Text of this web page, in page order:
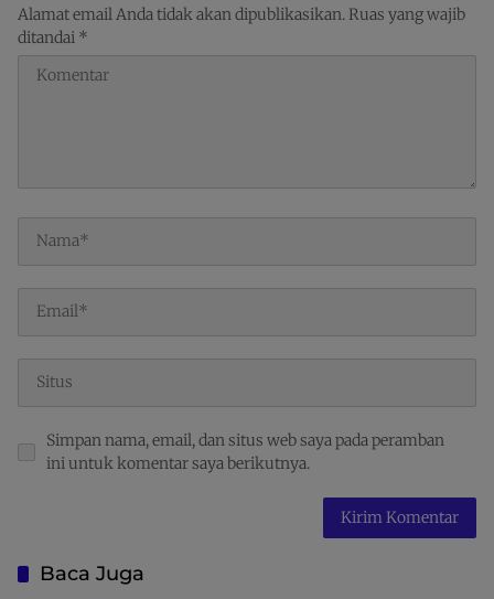
Alamat email Anda tidak akan dipublikasikan.Ruas yang wajib
ditandai *
Simpan nama, email, dan situs web saya pada peramban
ini untuk komentar saya berikutnya.
Baca Juga